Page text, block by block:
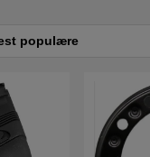
populære